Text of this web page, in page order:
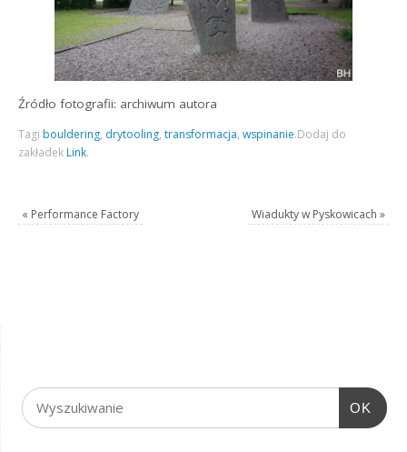
Źródło fotografii: archiwum autora
Tagi bouldering, drytooling,transformacja,wspinanie.Dodaj do
zakładek Link.
« Performance Factory Wiadukty w Pyskowicach »
OK